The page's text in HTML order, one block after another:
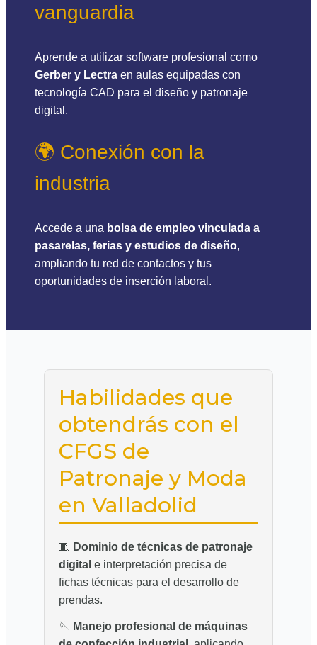
vanguardia
Aprende a utilizar software profesional como
Gerber y Lectra en aulas equipadas con
tecnología CAD para el diseño y patronaje
digital.
🌍 Conexión con la
industria
Accede a una bolsa de empleo vinculada a
pasarelas, ferias y estudios de diseño,
ampliando tu red de contactos y tus
oportunidades de inserción laboral.
Habilidades que
obtendrás con el
CFGS de
Patronaje y Moda
en Valladolid
🧵 Dominio de técnicas de patronaje
digital e interpretación precisa de
fichas técnicas para el desarrollo de
prendas.
🪡 Manejo profesional de máquinas